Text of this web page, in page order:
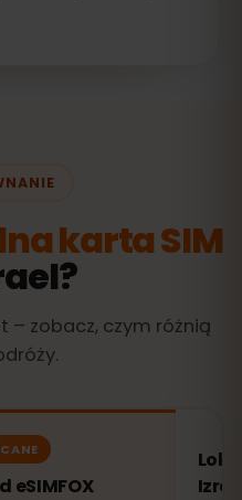
karta SIM
– zobacz, czym różnią
eSIMFOX